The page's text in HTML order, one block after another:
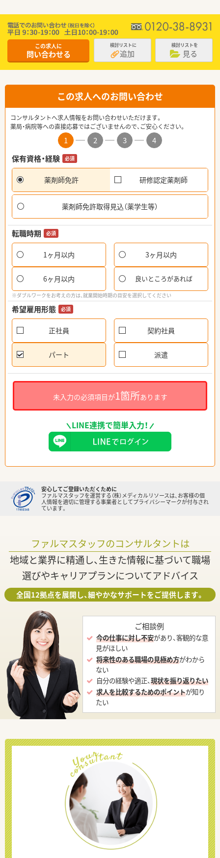
この求人に
問い合わせる
検討リストに
追加
検討リストを
見る
この求人へのお問い合わせ
コンサルタントへ求人情報をお問い合わせいただけます。
薬局・病院等への直接応募ではございませんので、ご安心ください。
1 2 3
4
保有資格・経験
必須
薬剤師免許 研修認定薬剤師
薬剤師免許取得見込（薬学生等）
転職時期 必須
1ヶ月以内 3ヶ月以内
6ヶ月以内 良いところがあれば
※ダブルワークをお考えの方は、就業開始時期の目安を選択してください
希望雇用形態 必須
正社員 契約社員
パート 派遣
未入力の必須項目が1箇所あります
LINE連携で簡単入力！
安心してご登録いただくために
ファルマスタッフを運営する（株）メディカルリソースは、お客様の個
人情報を適切に管理する事業者としてプライバシーマークが付与され
ています。
ファルマスタッフのコンサルタントは
地域と業界に精通し、生きた情報に基づいて職場
選びやキャリアプランについてアドバイス
全国12拠点を展開し、細やかなサポートをご提供します。
ご相談例
今の仕事に対し不安があり、客観的な意
見がほしい
将来性のある職場の見極め方がわから
ない
自分の経験や適正、現状を振り返りたい
求人を比較するためのポイントが知り
たい